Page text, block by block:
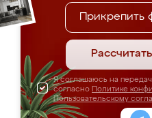
Прикрепить
Я соглашаюсь на
согласно Политике
Пользовательскому